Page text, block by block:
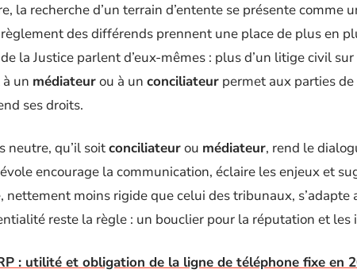
la recherche d’un terrain d’entente se présente comme
des différends prennent une place de plus en
la Justice parlent d’eux-mêmes : plus d’un litige civil
un médiateurou à un conciliateur permet aux parties
ses droits.
neutre, qu’il soitconciliateurou médiateur, rend le
encourage la communication, éclaire les enjeux et
nettement moins rigide que celui des tribunaux, s’adapte
reste la règle : un bouclier pour la réputation et les
: utilité et obligation de la ligne de téléphone fixe en